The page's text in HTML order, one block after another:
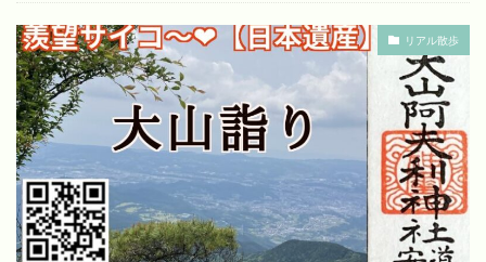
リアル散歩